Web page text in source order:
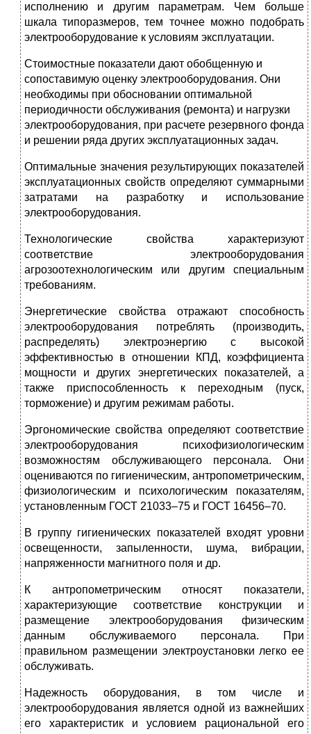
исполнению и другим параметрам. Чем больше
шкала типоразмеров, тем точнее можно подобрать
электрооборудование к условиям эксплуатации.
Стоимостные показатели дают обобщенную и
сопоставимую оценку электрооборудования. Они
необходимы при обосновании оптимальной
периодичности обслуживания (ремонта) и нагрузки
электрооборудования, при расчете резервного фонда
и решении ряда других эксплуатационных задач.
Оптимальные значения результирующих показателей
эксплуатационных свойств определяют суммарными
затратами на разработку и использование
электрооборудования.
Технологические свойства характеризуют
соответствие электрооборудования
агрозоотехнологическим или другим специальным
требованиям.
Энергетические свойства отражают способность
электрооборудования потреблять (производить,
распределять) электроэнергию с высокой
эффективностью в отношении КПД, коэффициента
мощности и других энергетических показателей, а
также приспособленность к переходным (пуск,
торможение) и другим режимам работы.
Эргономические свойства определяют соответствие
электрооборудования психофизиологическим
возможностям обслуживающего персонала. Они
оцениваются по гигиеническим, антропометрическим,
физиологическим и психологическим показателям,
установленным ГОСТ 21033–75 и ГОСТ 16456–70.
В группу гигиенических показателей входят уровни
освещенности, запыленности, шума, вибрации,
напряженности магнитного поля и др.
К антропометрическим относят показатели,
характеризующие соответствие конструкции и
размещение электрооборудования физическим
данным обслуживаемого персонала. При
правильном размещении электроустановки легко ее
обслуживать.
Надежность оборудования, в том числе и
электрооборудования является одной из важнейших
его характеристик и условием рациональной его